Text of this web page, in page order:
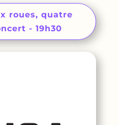
roues, quatre
- 19h30